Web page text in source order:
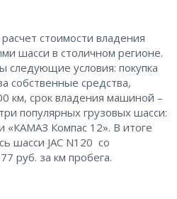
стоимости владения
шасси в столичном регионе.
следующие условия: покупка
собственные средства,
км, срок владения машиной –
популярных грузовых шасси:
«КАМАЗ Компас 12». В итоге
шасси JAC N120 со
руб. за км пробега.